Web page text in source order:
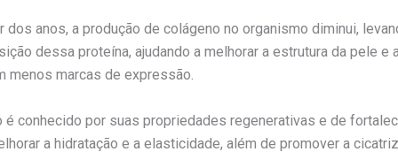
dos anos, a produção de colágeno no organismo diminui,
dessa proteína, ajudando a melhorar a estrutura da pele
menos marcas de expressão.
conhecido por suas propriedades regenerativas e de
a hidratação e a elasticidade, além de promover a